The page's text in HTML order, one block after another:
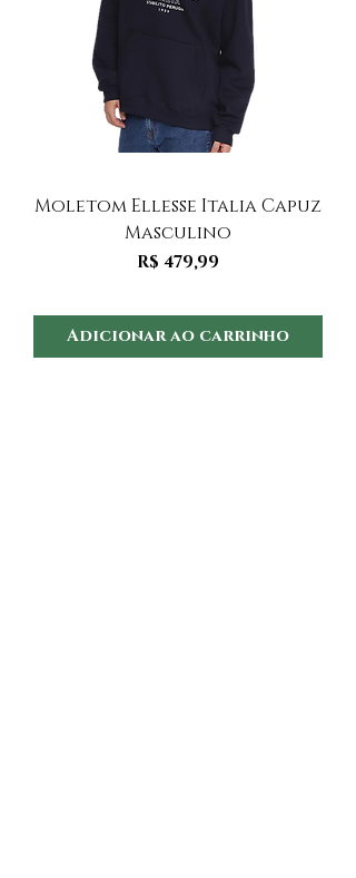
Moletom Ellesse Italia Capuz
Masculino
Preço
R$ 479,99
Adicionar ao carrinho